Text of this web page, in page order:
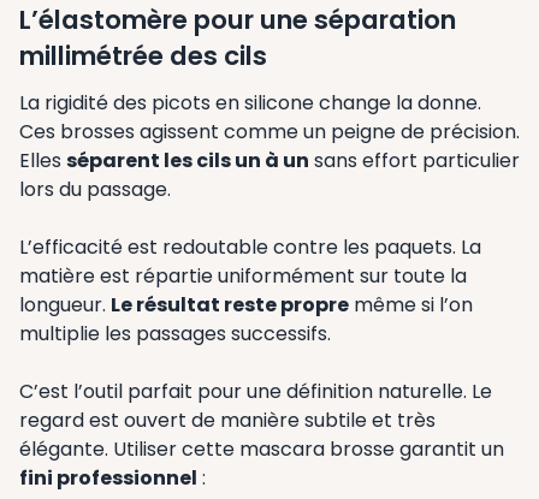
L’élastomère pour une séparation
millimétrée des cils
La rigidité des picots en silicone change la donne.
Ces brosses agissent comme un peigne de précision.
Elles séparent les cils un à un sans effort particulier
lors du passage.
L’efficacité est redoutable contre les paquets. La
matière est répartie uniformément sur toute la
longueur. Le résultat reste propre même si l’on
multiplie les passages successifs.
C’est l’outil parfait pour une définition naturelle. Le
regard est ouvert de manière subtile et très
élégante. Utiliser cette mascara brosse garantit un
fini professionnel :